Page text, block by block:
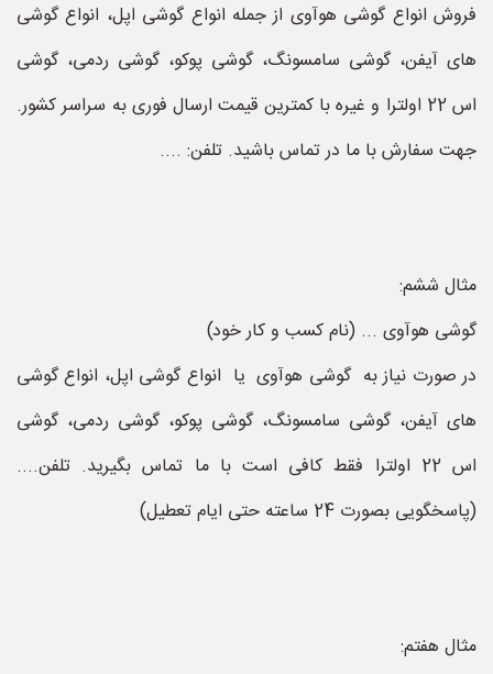
فروش انواع گوشی هوآوی از جمله انواع گوشی اپل، انواع گوشی
های آیفن، گوشی سامسونگ، گوشی پوکو، گوشی ردمی، گوشی
اس 22 اولترا و غیره با کمترین قیمت ارسال فوری به سراسر کشور.
جهت سفارش با ما در تماس باشید. تلفن: ....
مثال ششم:
گوشی هوآوی ... (نام کسب و کار خود)
در صورت نیاز به گوشی هوآوی یا انواع گوشی اپل، انواع گوشی
های آیفن، گوشی سامسونگ، گوشی پوکو، گوشی ردمی، گوشی
اس 22 اولترا فقط کافی است با ما تماس بگیرید. تلفن....
(پاسخگویی بصورت 24 ساعته حتی ایام تعطیل)
مثال هفتم: